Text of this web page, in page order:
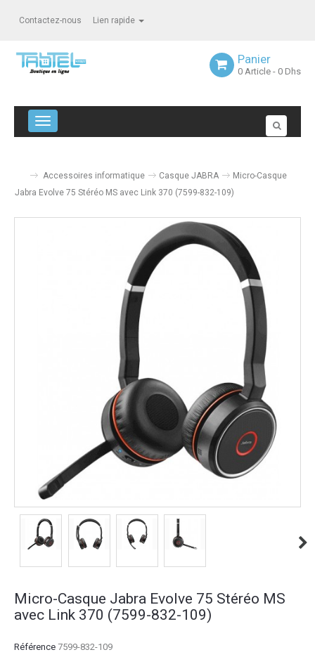
Contactez-nous Lien rapide
Panier
0 Article - 0 Dhs
Navigation bascule
Accessoires informatique Casque JABRA
Micro-Casque
Jabra Evolve 75 Stéréo MS avec Link 370 (7599-832-109)
Micro-Casque Jabra Evolve 75 Stéréo MS
avec Link 370 (7599-832-109)
Référence 7599-832-109